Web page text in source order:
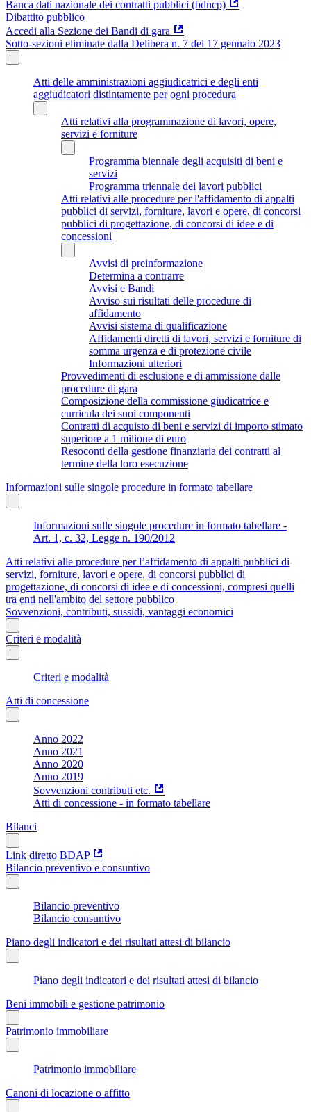
Banca dati nazionale dei contratti pubblici (bdncp)
Dibattito pubblico
Accedi alla Sezione dei Bandi di gara
Sotto-sezioni eliminate dalla Delibera n. 7 del 17 gennaio 2023
Atti delle amministrazioni aggiudicatrici e degli enti
aggiudicatori distintamente per ogni procedura
Atti relativi alla programmazione di lavori, opere,
servizi e forniture
Programma biennale degli acquisiti di beni e
servizi
Programma triennale dei lavori pubblici
Atti relativi alle procedure per l'affidamento di appalti
pubblici di servizi, forniture, lavori e opere, di concorsi
pubblici di progettazione, di concorsi di idee e di
concessioni
Avvisi di preinformazione
Determina a contrarre
Avvisi e Bandi
Avviso sui risultati delle procedure di
affidamento
Avvisi sistema di qualificazione
Affidamenti diretti di lavori, servizi e forniture di
somma urgenza e di protezione civile
Informazioni ulteriori
Provvedimenti di esclusione e di ammissione dalle
procedure di gara
Composizione della commissione giudicatrice e
curricula dei suoi componenti
Contratti di acquisto di beni e servizi di importo stimato
superiore a 1 milione di euro
Resoconti della gestione finanziaria dei contratti al
termine della loro esecuzione
Informazioni sulle singole procedure in formato tabellare
Informazioni sulle singole procedure in formato tabellare -
Art. 1, c. 32, Legge n. 190/2012
Atti relativi alle procedure per l’affidamento di appalti pubblici di
servizi, forniture, lavori e opere, di concorsi pubblici di
progettazione, di concorsi di idee e di concessioni, compresi quelli
tra enti nell'ambito del settore pubblico
Sovvenzioni, contributi, sussidi, vantaggi economici
Criteri e modalità
Criteri e modalità
Atti di concessione
Anno 2022
Anno 2021
Anno 2020
Anno 2019
Sovvenzioni contributi etc.
Atti di concessione - in formato tabellare
Bilanci
Link diretto BDAP
Bilancio preventivo e consuntivo
Bilancio preventivo
Bilancio consuntivo
Piano degli indicatori e dei risultati attesi di bilancio
Piano degli indicatori e dei risultati attesi di bilancio
Beni immobili e gestione patrimonio
Patrimonio immobiliare
Patrimonio immobiliare
Canoni di locazione o affitto